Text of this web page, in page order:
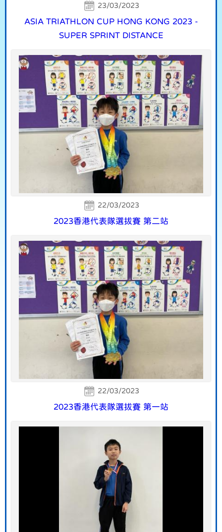
23/03/2023
ASIA TRIATHLON CUP HONG KONG 2023 -
SUPER SPRINT DISTANCE
22/03/2023
2023香港代表隊選拔賽 第二站
22/03/2023
2023香港代表隊選拔賽 第一站